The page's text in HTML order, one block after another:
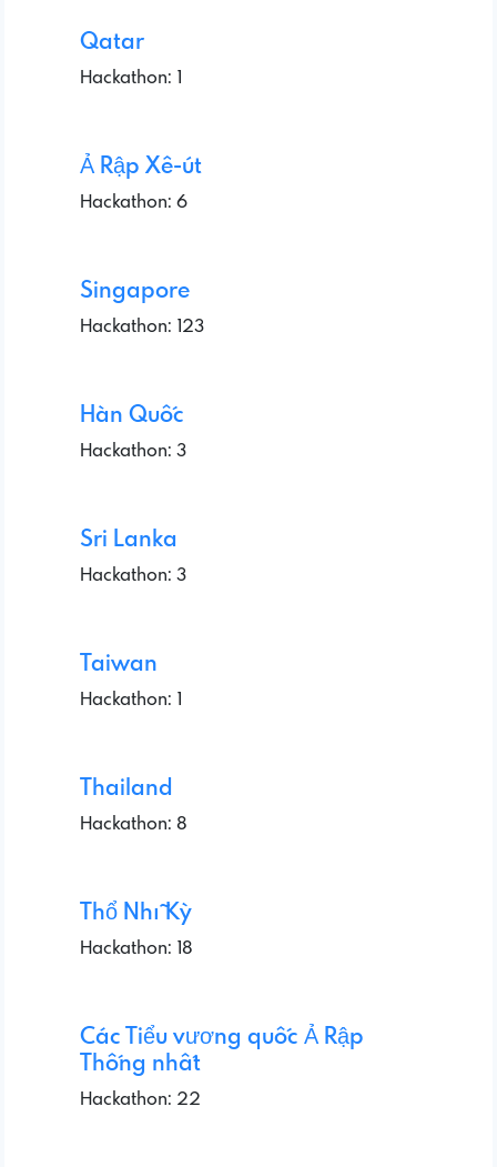
Qatar
Hackathon: 1
Ả Rập Xê-út
Hackathon: 6
Singapore
Hackathon: 123
Hàn Quốc
Hackathon: 3
Sri Lanka
Hackathon: 3
Taiwan
Hackathon: 1
Thailand
Hackathon: 8
Thổ Nhĩ Kỳ
Hackathon: 18
Các Tiểu vương quốc Ả Rập
Thống nhất
Hackathon: 22